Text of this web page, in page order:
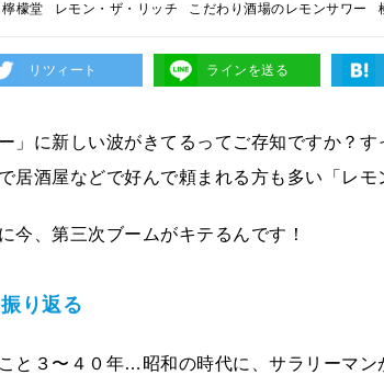
檸檬堂 レモン・ザ・リッチ こだわり酒場のレモンサワー
リツィート ラインを送る
」に新しい波がきてるってご存知ですか？
居酒屋などで好んで頼まれる方も多い「レモ
今、第三次ブームがキテるんです！
り返る
と３〜４０年…昭和の時代に、サラリーマ